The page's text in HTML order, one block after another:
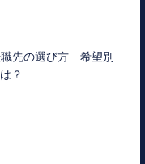
職先の選び方 希望別
？